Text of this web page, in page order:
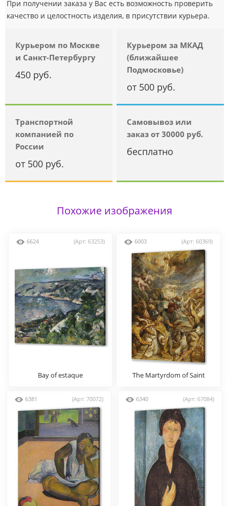
При получении заказа у Вас есть возможность проверить
качество и целостность изделия, в присутствии курьера.
Курьером по Москве
и Санкт-Петербургу
450 руб.
Курьером за МКАД
(ближайшее
Подмосковье)
от 500 руб.
Транспортной
компанией по
России
от 500 руб.
Самовывоз или
заказ от 30000 руб.
бесплатно
Похожие изображения
6624 (Арт: 63253)
Bay of estaque
6003 (Арт: 60369)
The Martyrdom of Saint
Livinus
6381 (Арт: 70072) 6340 (Арт: 67084)